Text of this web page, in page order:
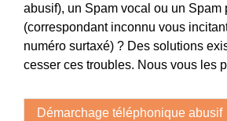
abusif), un Spam vocal ou un Spam
(correspondant inconnu vous
numéro surtaxé) ? Des solutions
cesser ces troubles. Nous vous les
Démarchage téléphonique abusif